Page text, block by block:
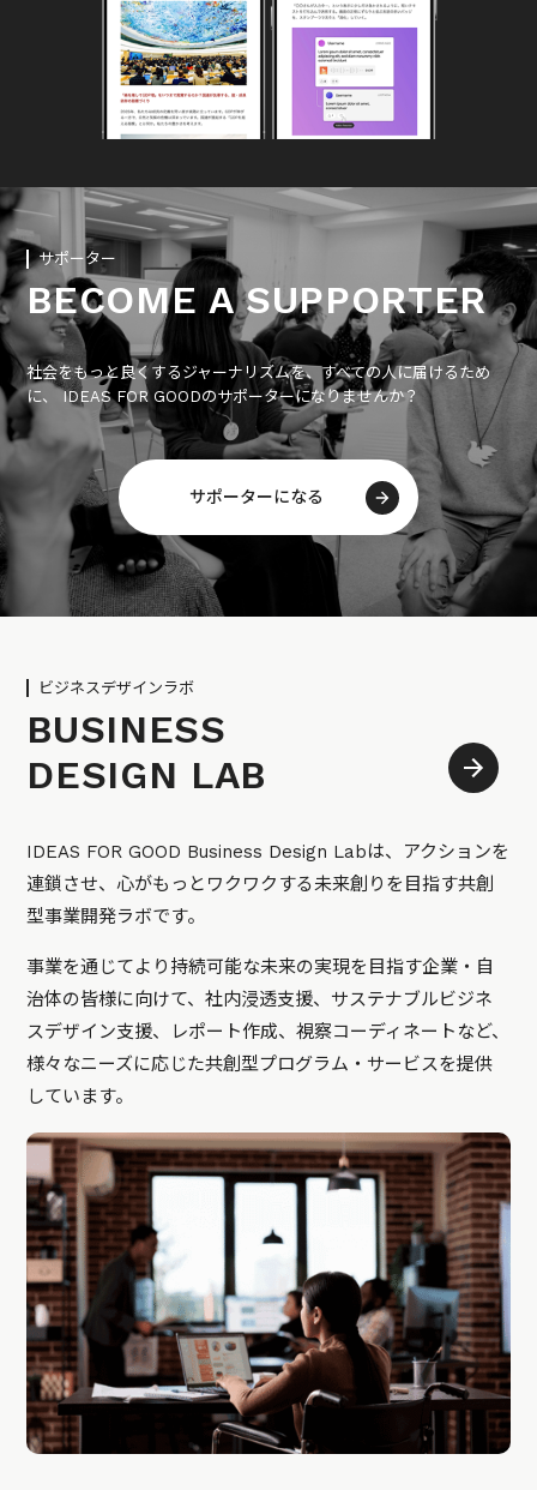
サポーター
BECOME A SUPPORTER
社会をもっと良くするジャーナリズムを、すべての人に届けるため
に、 IDEAS FOR GOODのサポーターになりませんか？
サポーターになる
ビジネスデザインラボ
BUSINESS
DESIGN LAB
IDEAS FOR GOOD Business Design Labは、アクションを
連鎖させ、心がもっとワクワクする未来創りを目指す共創
型事業開発ラボです。
事業を通じてより持続可能な未来の実現を目指す企業・自
治体の皆様に向けて、社内浸透支援、サステナブルビジネ
スデザイン支援、レポート作成、視察コーディネートなど、
様々なニーズに応じた共創型プログラム・サービスを提供
しています。